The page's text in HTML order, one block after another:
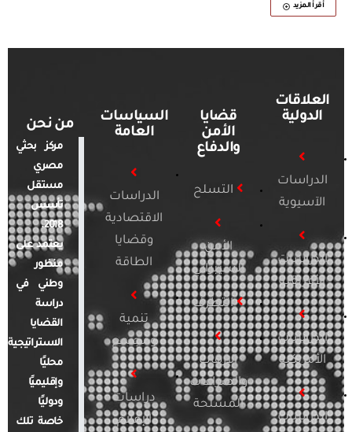
أقرأ المزيد
العلاقات
الدولية
الدراسات
الآسيوية
الدراسات
الأفريقية
الدراسات
الأمريكية
الدراسات
قضايا
الأمن
والدفاع
التسلح
الأمن
السيبراني
التطرف
الإرهاب
والصراعات
المسلحة
السياسات
العامة
الدراسات
الاقتصادية
وقضايا
الطاقة
تنمية
ومجتمع
دراسات
الإعلام
من نحن
مركز بحثي
مصري
مستقل
تأسس
2018.
يعتمد على
منظور
وطني في
دراسة
القضايا
الاستراتيجية
محليًا
وإقليميًا
ودوليًا
خاصة تلك